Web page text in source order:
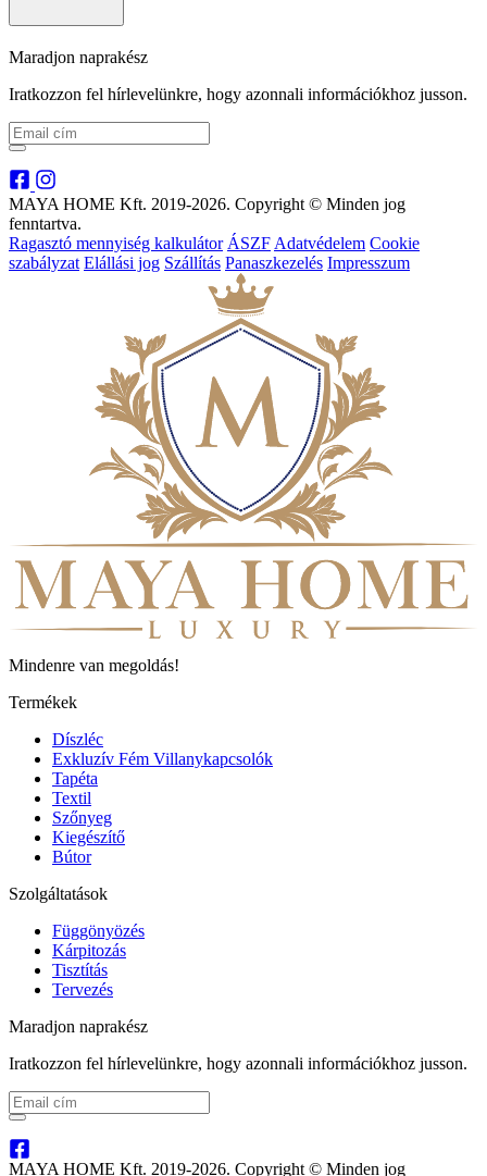
Maradjon naprakész
Iratkozzon fel hírlevelünkre, hogy azonnali információkhoz jusson.
MAYA HOME Kft. 2019-2026. Copyright © Minden jog
fenntartva.
Ragasztó mennyiség kalkulátor ÁSZF Adatvédelem Cookie
szabályzat Elállási jog Szállítás Panaszkezelés Impresszum
Mindenre van megoldás!
Termékek
Díszléc
Exkluzív Fém Villanykapcsolók
Tapéta
Textil
Szőnyeg
Kiegészítő
Bútor
Szolgáltatások
Függönyözés
Kárpitozás
Tisztítás
Tervezés
Maradjon naprakész
Iratkozzon fel hírlevelünkre, hogy azonnali információkhoz jusson.
MAYA HOME Kft. 2019-2026. Copyright © Minden jog